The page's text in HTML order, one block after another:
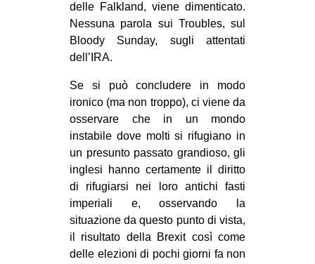
delle Falkland, viene dimenticato.
Nessuna parola sui Troubles, sul
Bloody Sunday, sugli attentati
dell’IRA.
Se si può concludere in modo
ironico (ma non troppo), ci viene da
osservare che in un mondo
instabile dove molti si rifugiano in
un presunto passato grandioso, gli
inglesi hanno certamente il diritto
di rifugiarsi nei loro antichi fasti
imperiali e, osservando la
situazione da questo punto di vista,
il risultato della Brexit così come
delle elezioni di pochi giorni fa non